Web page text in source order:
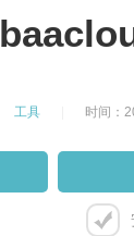
工具 时间：